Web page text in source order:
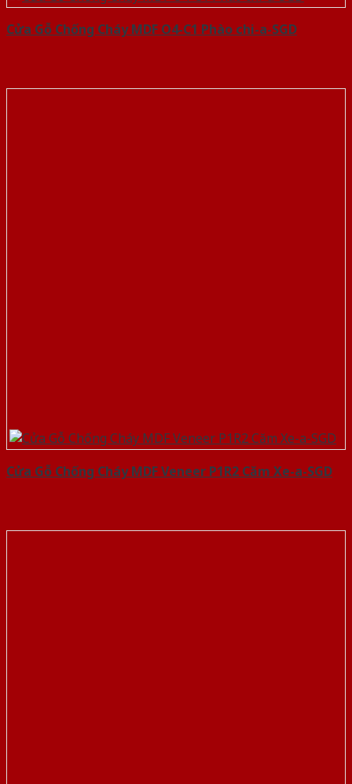
Cửa Gỗ Chống Cháy MDF O4-C1 Phào chi-a-SGD
Cửa Gỗ Chống Cháy MDF Veneer P1R2 Căm Xe-a-SGD